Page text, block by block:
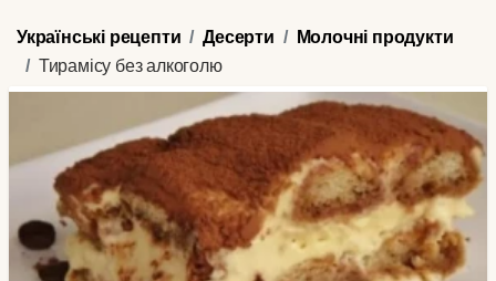
Українські рецепти Десерти
Молочні продукти
Тирамісу без алкоголю